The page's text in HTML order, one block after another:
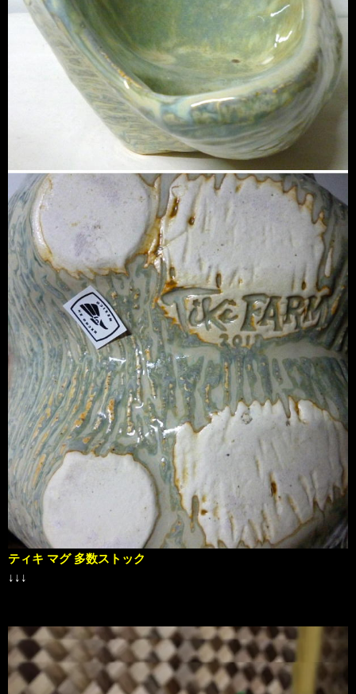
ティキ マグ 多数ストック
↓↓↓